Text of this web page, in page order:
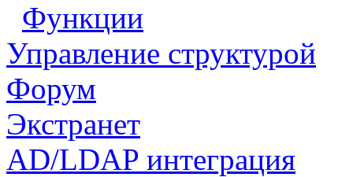
Функции
Управление структурой
Форум
Экстранет
AD/LDAP интеграция